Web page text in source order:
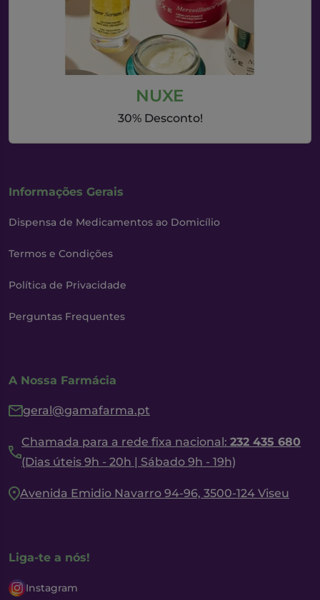
NUXE
30% Desconto!
Informações Gerais
Dispensa de Medicamentos ao Domicílio
Termos e Condições
Política de Privacidade
Perguntas Frequentes
A Nossa Farmácia
geral@gamafarma.pt
Chamada para a rede fixa nacional: 232 435 680
(Dias úteis 9h - 20h | Sábado 9h - 19h)
Avenida Emidio Navarro 94-96, 3500-124 Viseu
Liga-te a nós!
Instagram